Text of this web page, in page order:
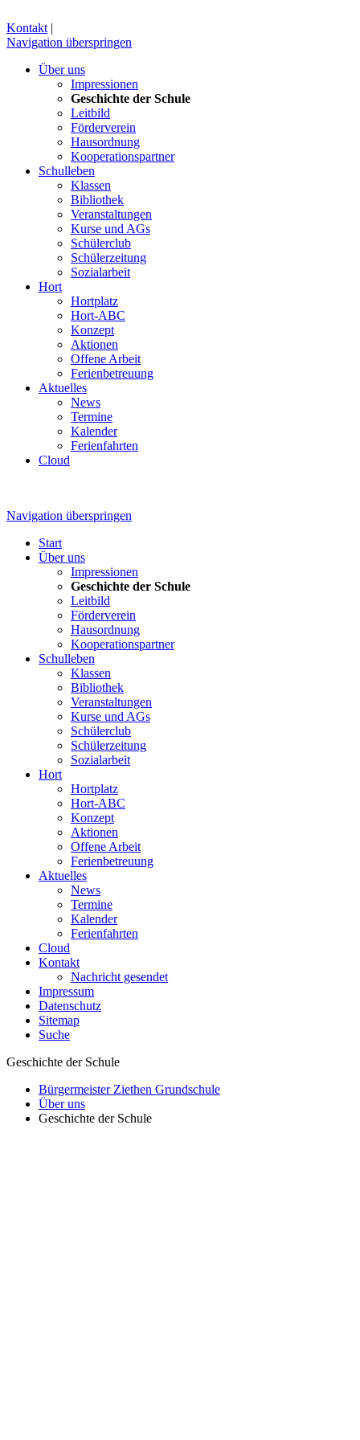
Kontakt |
Navigation überspringen
Über uns
Impressionen
Geschichte der Schule
Leitbild
Förderverein
Hausordnung
Kooperationspartner
Schulleben
Klassen
Bibliothek
Veranstaltungen
Kurse und AGs
Schülerclub
Schülerzeitung
Sozialarbeit
Hort
Hortplatz
Hort-ABC
Konzept
Aktionen
Offene Arbeit
Ferienbetreuung
Aktuelles
News
Termine
Kalender
Ferienfahrten
Cloud
Navigation überspringen
Start
Über uns
Impressionen
Geschichte der Schule
Leitbild
Förderverein
Hausordnung
Kooperationspartner
Schulleben
Klassen
Bibliothek
Veranstaltungen
Kurse und AGs
Schülerclub
Schülerzeitung
Sozialarbeit
Hort
Hortplatz
Hort-ABC
Konzept
Aktionen
Offene Arbeit
Ferienbetreuung
Aktuelles
News
Termine
Kalender
Ferienfahrten
Cloud
Kontakt
Nachricht gesendet
Impressum
Datenschutz
Sitemap
Suche
Geschichte der Schule
Bürgermeister Ziethen Grundschule
Über uns
Geschichte der Schule